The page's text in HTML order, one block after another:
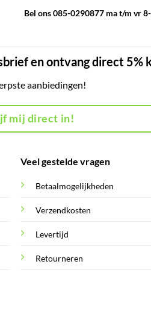
Bel ons 085-0290877 ma t/m vr
en ontvang direct 5%
aanbiedingen!
mij direct in!
Veel gestelde vragen
Betaalmogelijkheden
Verzendkosten
Levertijd
Retourneren